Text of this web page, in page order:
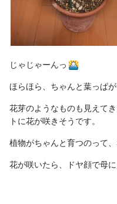
じゃじゃーんっ
ほらほら、ちゃんと葉っぱ
花芽のようなものも見えて
トに花が咲きそうです。
植物がちゃんと育つのって
花が咲いたら、ドヤ顔で母